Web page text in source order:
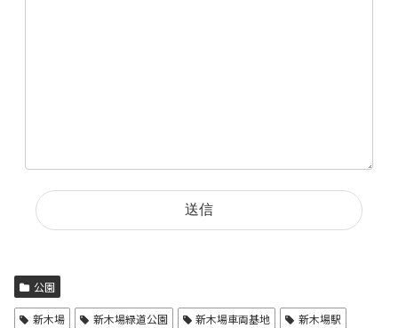
公園
新木場 新木場緑道公園 新木場車両基地
新木場駅